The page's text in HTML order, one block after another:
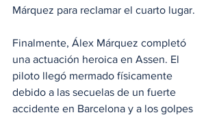
Márquez para reclamar el cuarto lugar.
Finalmente, Álex Márquez completó
una actuación heroica en Assen. El
piloto llegó mermado físicamente
debido a las secuelas de un fuerte
accidente en Barcelona y a los golpes